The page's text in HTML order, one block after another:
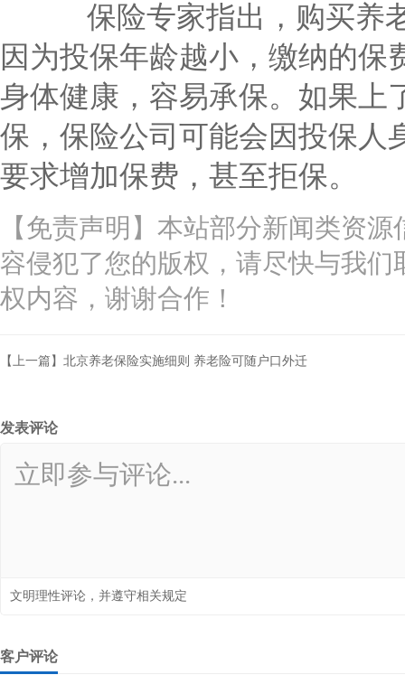
保险专家指出，购买养
因为投保年龄越小，缴纳的保
身体健康，容易承保。如果上
保，保险公司可能会因投保人
要求增加保费，甚至拒保。
【免责声明】本站部分新闻类资
容侵犯了您的版权，请尽快与我
权内容，谢谢合作！
【上一篇】北京养老保险实施细则 养老险可随户口外迁
发表评论
文明理性评论，并遵守相关规定
客户评论